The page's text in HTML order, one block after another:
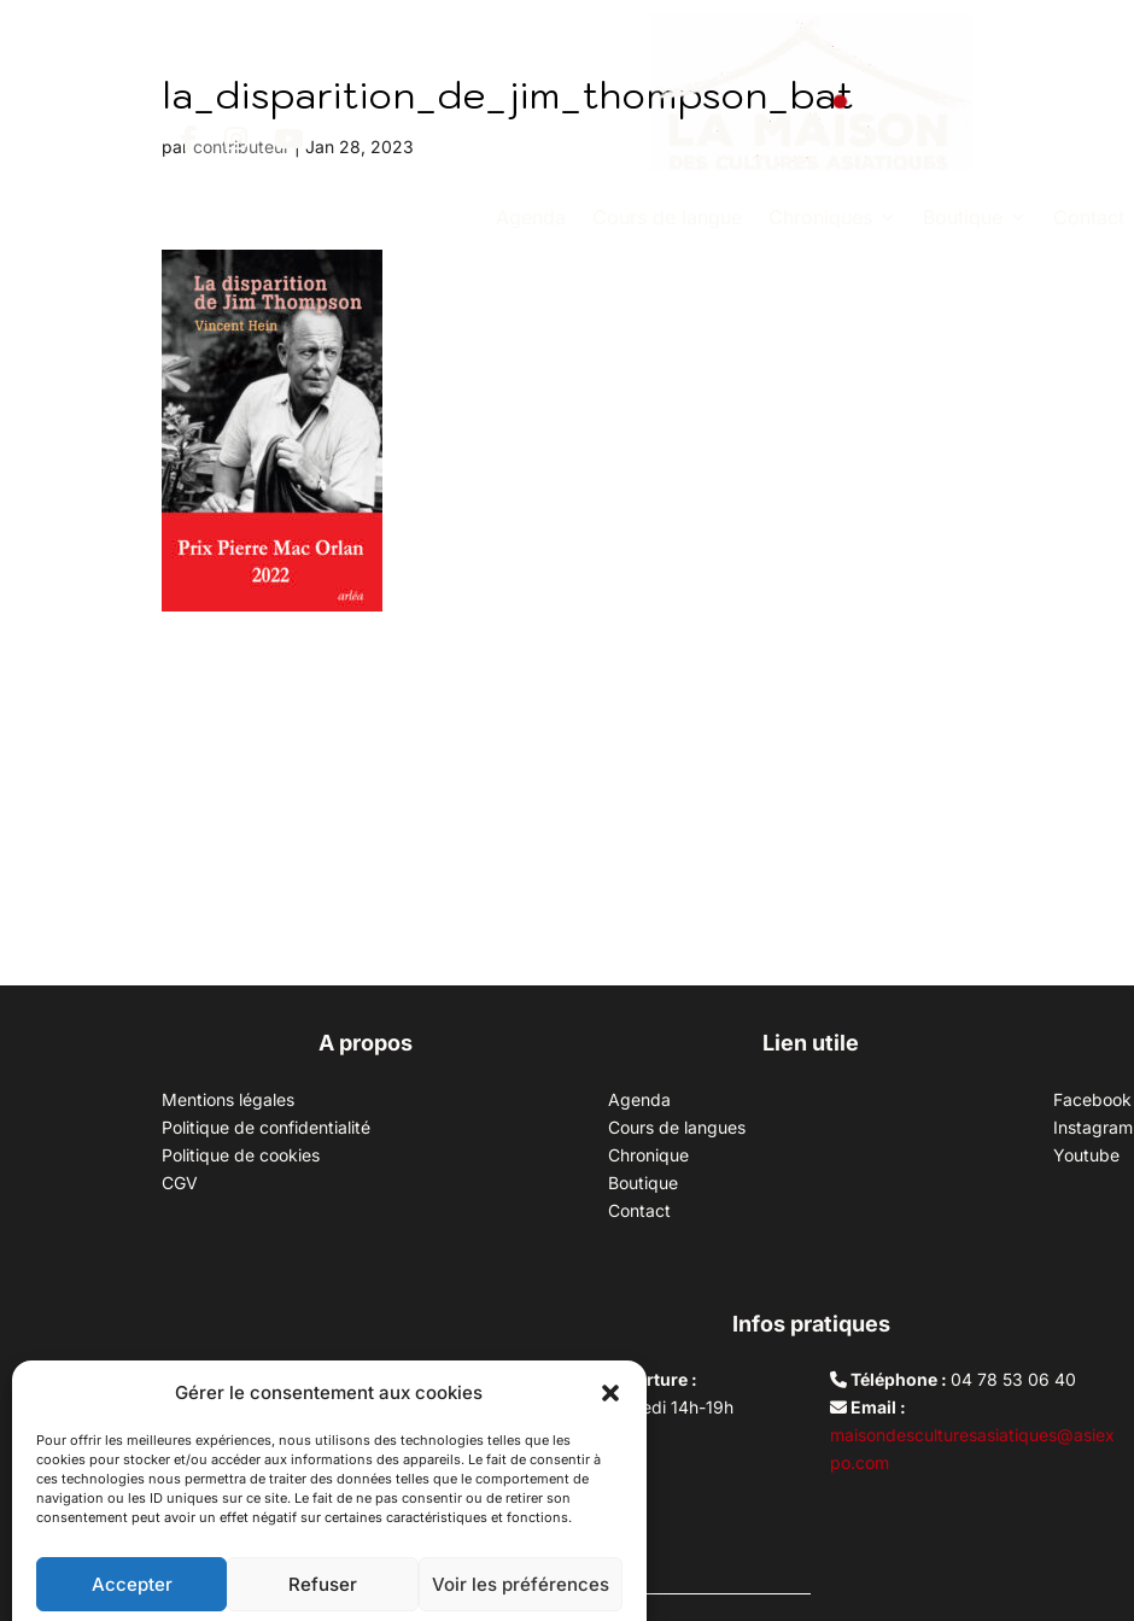
Gérer le consentement aux cookies
Pour offrir les meilleures expériences, nous utilisons des technologies telles que les
cookies pour stocker et/ou accéder aux informations des appareils. Le fait de consentir à
ces technologies nous permettra de traiter des données telles que le comportement de
navigation ou les ID uniques sur ce site. Le fait de ne pas consentir ou de retirer son
consentement peut avoir un effet négatif sur certaines caractéristiques et fonctions.
Accepter Refuser Voir les préférences
la_disparition_de_jim_thompson_bat
parcontributeur |Jan 28, 2023
A propos
Mentions légales
Politique de confidentialité
Politique de cookies
CGV
Lien utile
Agenda
Cours de langues
Chronique
Boutique
Contact
Facebook
Instagram
Youtube
Infos pratiques
(adresse postale : 62 rue St
Maximin, 69003 Lyon)
à 100 mètres du métro D Monplaisir
Lumière, T3 Dauphiné Lacassagne,
bus C16 Dr Rebatel
Horaires d’ouverture :
Du mardi au vendredi 14h-19h
Samedi 10h –17h
Fermeture lundi
Téléphone :04 78 53 06 40
Email :
maisondesculturesasiatiques@asiex
po.com